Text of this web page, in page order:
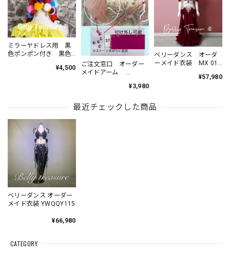
CATEGORY
ミラーヤドレス用 黒
色ポンポン付き 黒色
¥4,500
ご注文窓口 オーダー
メイドアーム
¥3,980
ベリーダンス オーダ
ーメイド衣装 MX 014
¥57,980
最近チェックした商品
ベリーダンス オーダー
メイド衣装 YWQQY115
¥66,980